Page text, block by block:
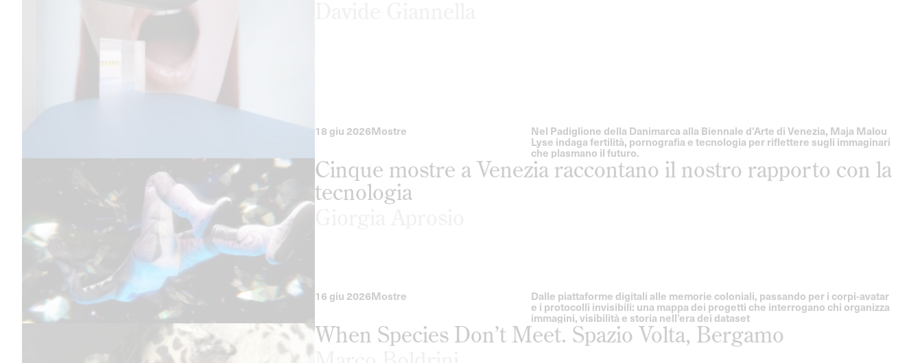
18 giu 2026Mostre Nel Padiglione della Danimarca alla Biennale d’Arte di Venezia, Maja Malou
Lyse indaga fertilità, pornografia e tecnologia per riflettere sugli immaginari
che plasmano il futuro.
Cinque mostre a Venezia raccontano il nostro rapporto con la
tecnologia
16 giu 2026Mostre Dalle piattaforme digitali alle memorie coloniali, passando per i corpi-avatar
e i protocolli invisibili: una mappa dei progetti che interrogano chi organizza
immagini, visibilità e storia nell’era dei dataset
When Species Don’t Meet. Spazio Volta, Bergamo